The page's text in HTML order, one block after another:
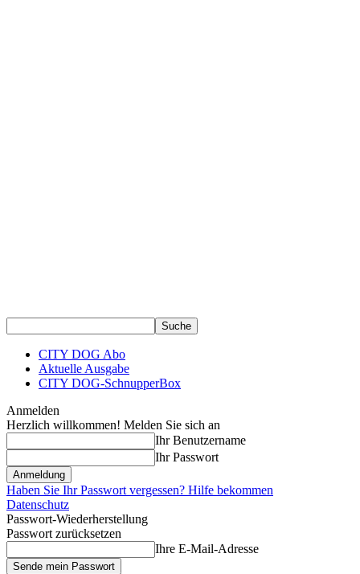
CITY DOG Abo
Aktuelle Ausgabe
CITY DOG-SchnupperBox
Anmelden
Herzlich willkommen! Melden Sie sich an
Ihr Benutzername
Ihr Passwort
Haben Sie Ihr Passwort vergessen? Hilfe bekommen
Datenschutz
Passwort-Wiederherstellung
Passwort zurücksetzen
Ihre E-Mail-Adresse